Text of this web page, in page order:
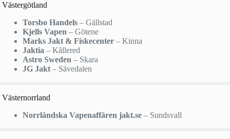
Västergötland
Torsbo Handels – Gällstad
Kjells Vapen – Götene
Marks Jakt & Fiskecenter – Kinna
Jaktia – Kållered
Astro Sweden – Skara
JG Jakt – Sävedalen
Västernorrland
Norrländska Vapenaffären jakt.se – Sundsvall